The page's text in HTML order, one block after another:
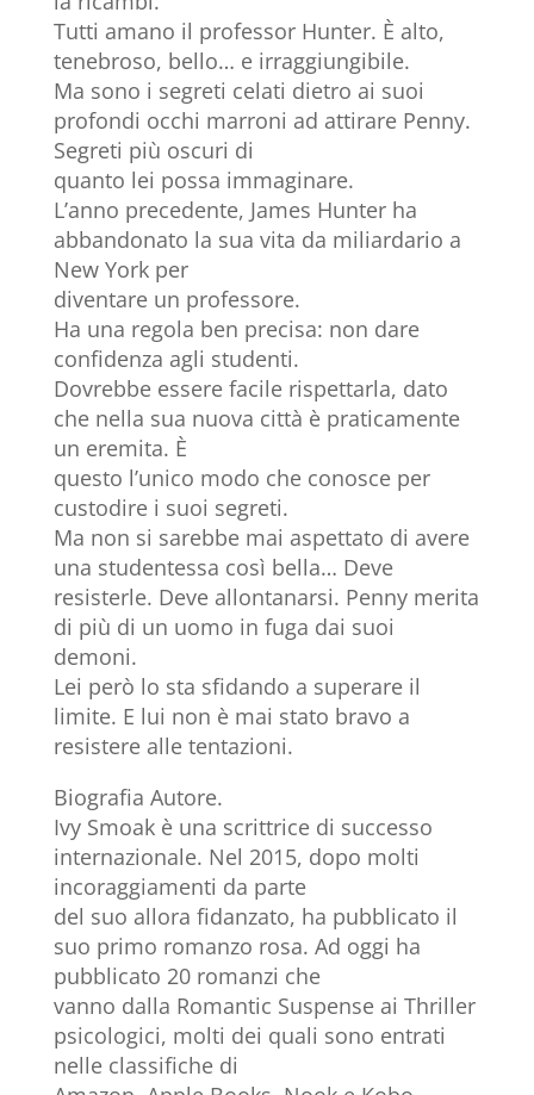
Tutti amano il professor Hunter. È alto,
tenebroso, bello… e irraggiungibile.
Ma sono i segreti celati dietro ai suoi
profondi occhi marroni ad attirare Penny.
Segreti più oscuri di
quanto lei possa immaginare.
L’anno precedente, James Hunter ha
abbandonato la sua vita da miliardario a
New York per
diventare un professore.
Ha una regola ben precisa: non dare
confidenza agli studenti.
Dovrebbe essere facile rispettarla, dato
che nella sua nuova città è praticamente
un eremita. È
questo l’unico modo che conosce per
custodire i suoi segreti.
Ma non si sarebbe mai aspettato di avere
una studentessa così bella… Deve
resisterle. Deve allontanarsi. Penny merita
di più di un uomo in fuga dai suoi
demoni.
Lei però lo sta sfidando a superare il
limite. E lui non è mai stato bravo a
resistere alle tentazioni.
Biografia Autore.
Ivy Smoak è una scrittrice di successo
internazionale. Nel 2015, dopo molti
incoraggiamenti da parte
del suo allora fidanzato, ha pubblicato il
suo primo romanzo rosa. Ad oggi ha
pubblicato 20 romanzi che
vanno dalla Romantic Suspense ai Thriller
psicologici, molti dei quali sono entrati
nelle classifiche di